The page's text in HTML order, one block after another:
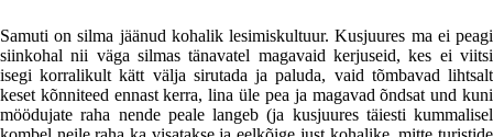
Samuti on silma jäänud kohalik lesimiskultuur. Kusjuures ma ei peagi
siinkohal nii väga silmas tänavatel magavaid kerjuseid, kes ei viitsi
isegi korralikult kätt välja sirutada ja paluda, vaid tõmbavad lihtsalt
keset kõnniteed ennast kerra, lina üle pea ja magavad õndsat und kuni
möödujate raha nende peale langeb (ja kusjuures täiesti kummalisel